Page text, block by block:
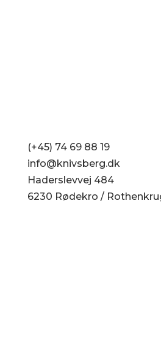
(+45) 74 69 88 19
info@knivsberg.dk
Haderslevvej 484
6230 Rødekro /